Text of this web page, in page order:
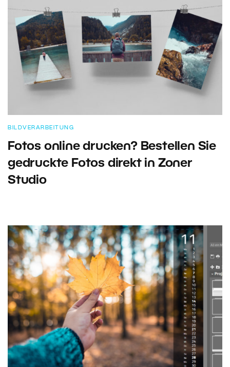
BILDVERARBEITUNG
Fotos online drucken? Bestellen Sie
gedruckte Fotos direkt in Zoner
Studio